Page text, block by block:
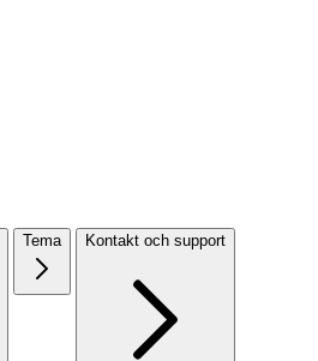
Tema Kontakt och support